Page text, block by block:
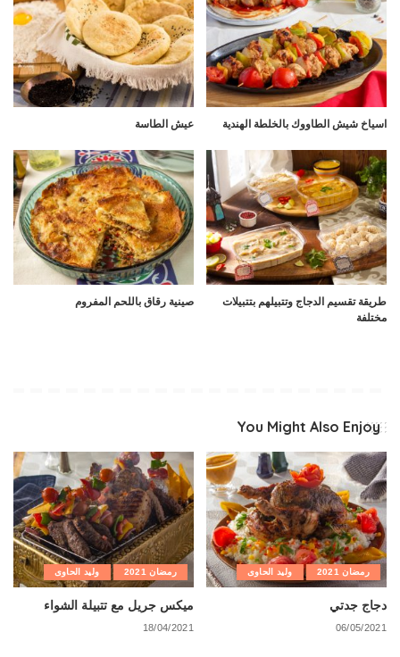
اسياخ شيش الطاووك بالخلطة الهندية عيش الطاسة
طريقة تقسيم الدجاج وتتبيلهم بتتبيلات
مختلفة
صينية رقاق باللحم المفروم
You Might Also Enjoy
رمضان 2021 وليد الحاوى
دجاج جدتي
06/05/2021
رمضان 2021 وليد الحاوى
ميكس جريل مع تتبيلة الشواء
18/04/2021